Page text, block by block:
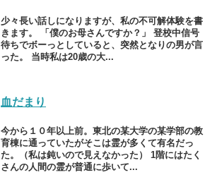
少々長い話しになりますが、私の不可解体験を書
きます。 「僕のお母さんですか？」 登校中信号
待ちでボーっとしていると、突然となりの男が言
った。 当時私は20歳の大...
血だまり
今から１０年以上前。東北の某大学の某学部の教
育棟に通っていたがそこは霊が多くて有名だっ
た。（私は鈍いので見えなかった） 1階にはたく
さんの人間の霊が普通に歩いて...